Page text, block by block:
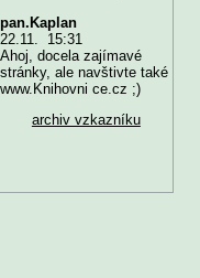
pan.Kaplan
22.11. 15:31
Ahoj, docela zajímavé
stránky, ale navštivte také
www.Knihovni ce.cz ;)
archiv vzkazníku